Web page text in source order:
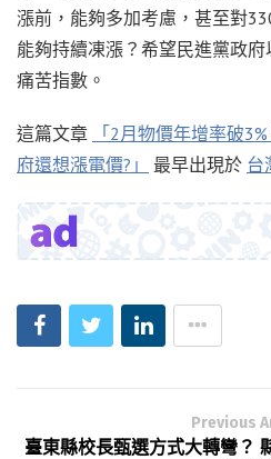
漲前，能夠多加考慮，甚至對
能夠持續凍漲？希望民進黨政
痛苦指數。
這篇文章
「2月物價年增率破
府還想漲電價?」
最早出現於 台
Previous
臺東縣校長甄選方式大轉彎？